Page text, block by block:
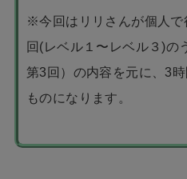
※今回はリリさんが個人で
回(レベル１〜レベル３)の
第3回）の内容を元に、3
ものになります。